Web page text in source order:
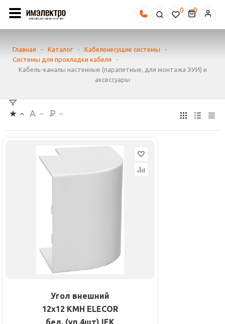
0
Главная - Каталог - Кабеленесущие системы
-
Системы для прокладки кабеля
-
Кабель-каналы настенные (парапетные, для монтажа ЭУИ) и
аксессуары
Угол внешний
12х12 КМН ELECOR
бел. (уп.4шт) IEK